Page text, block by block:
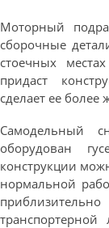
Моторный
сборочные
стоечных
придаст
сделает ее более
Самодельный
оборудован
конструкции
нормальной